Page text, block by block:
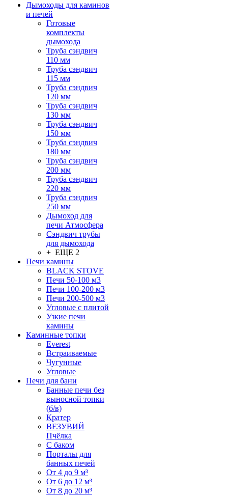
Дымоходы для каминов
и печей
Готовые
комплекты
дымохода
Труба сэндвич
110 мм
Труба сэндвич
115 мм
Труба сэндвич
120 мм
Труба сэндвич
130 мм
Труба сэндвич
150 мм
Труба сэндвич
180 мм
Труба сэндвич
200 мм
Труба сэндвич
220 мм
Труба сэндвич
250 мм
Дымоход для
печи Атмосфера
Сэндвич трубы
для дымохода
+ ЕЩЕ 2
Печи камины
BLACK STOVE
Печи 50-100 м3
Печи 100-200 м3
Печи 200-500 м3
Угловые с плитой
Узкие печи
камины
Каминные топки
Everest
Встраиваемые
Чугунные
Угловые
Печи для бани
Банные печи без
выносной топки
(б/в)
Кратер
ВЕЗУВИЙ
Пчёлка
С баком
Порталы для
банных печей
От 4 до 9 м³
От 6 до 12 м³
От 8 до 20 м³